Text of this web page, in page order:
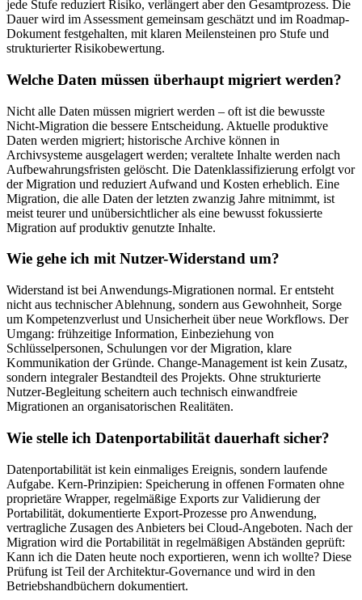
jede Stufe reduziert Risiko, verlängert aber den Gesamtprozess. Die
Dauer wird im Assessment gemeinsam geschätzt und im Roadmap-
Dokument festgehalten, mit klaren Meilensteinen pro Stufe und
strukturierter Risikobewertung.
Welche Daten müssen überhaupt migriert werden?
Nicht alle Daten müssen migriert werden – oft ist die bewusste
Nicht-Migration die bessere Entscheidung. Aktuelle produktive
Daten werden migriert; historische Archive können in
Archivsysteme ausgelagert werden; veraltete Inhalte werden nach
Aufbewahrungsfristen gelöscht. Die Datenklassifizierung erfolgt vor
der Migration und reduziert Aufwand und Kosten erheblich. Eine
Migration, die alle Daten der letzten zwanzig Jahre mitnimmt, ist
meist teurer und unübersichtlicher als eine bewusst fokussierte
Migration auf produktiv genutzte Inhalte.
Wie gehe ich mit Nutzer-Widerstand um?
Widerstand ist bei Anwendungs-Migrationen normal. Er entsteht
nicht aus technischer Ablehnung, sondern aus Gewohnheit, Sorge
um Kompetenzverlust und Unsicherheit über neue Workflows. Der
Umgang: frühzeitige Information, Einbeziehung von
Schlüsselpersonen, Schulungen vor der Migration, klare
Kommunikation der Gründe. Change-Management ist kein Zusatz,
sondern integraler Bestandteil des Projekts. Ohne strukturierte
Nutzer-Begleitung scheitern auch technisch einwandfreie
Migrationen an organisatorischen Realitäten.
Wie stelle ich Datenportabilität dauerhaft sicher?
Datenportabilität ist kein einmaliges Ereignis, sondern laufende
Aufgabe. Kern-Prinzipien: Speicherung in offenen Formaten ohne
proprietäre Wrapper, regelmäßige Exports zur Validierung der
Portabilität, dokumentierte Export-Prozesse pro Anwendung,
vertragliche Zusagen des Anbieters bei Cloud-Angeboten. Nach der
Migration wird die Portabilität in regelmäßigen Abständen geprüft:
Kann ich die Daten heute noch exportieren, wenn ich wollte? Diese
Prüfung ist Teil der Architektur-Governance und wird in den
Betriebshandbüchern dokumentiert.